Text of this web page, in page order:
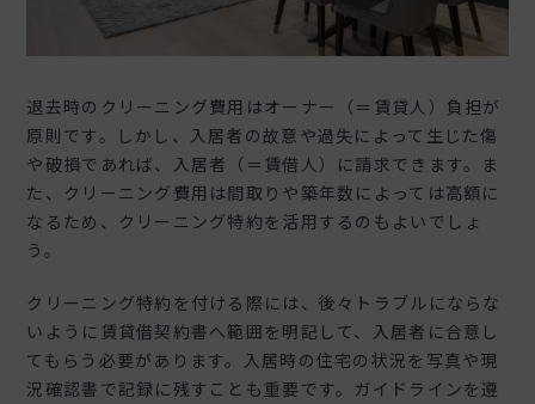
退去時のクリーニング費用はオーナー（＝賃貸人）負担が
原則です。しかし、入居者の故意や過失によって生じた傷
や破損であれば、入居者（＝賃借人）に請求できます。ま
た、クリーニング費用は間取りや築年数によっては高額に
なるため、クリーニング特約を活用するのもよいでしょ
う。
クリーニング特約を付ける際には、後々トラブルにならな
いように賃貸借契約書へ範囲を明記して、入居者に合意し
てもらう必要があります。入居時の住宅の状況を写真や現
況確認書で記録に残すことも重要です。ガイドラインを遵